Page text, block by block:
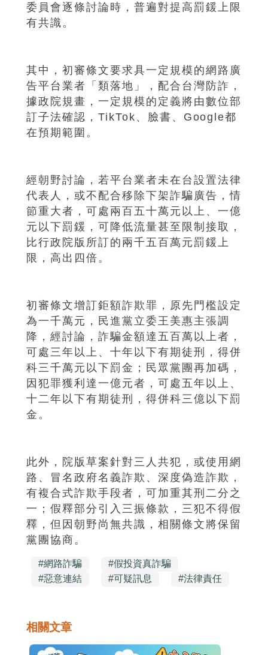
委員會逐條討論時，普遍對提高罰鍰上限
有共識。
其中，初審條文要求具一定規模的網路廣
告平台業者「類落地」，配合台灣防詐，
據政院規畫，一定規模的定義將由數位部
訂子法確認，TikTok、臉書、Google都
在預期範圍。
經朝野討論，若平台業者未在台設置法律
代表人，或不配合移除下架詐騙廣告，情
節重大者，可處兩百五十萬元以上、一億
元以下罰鍰，可降低流量甚至限制接取，
比行政院版所訂的兩千五百萬元罰鍰上
限，高出四倍。
初審條文增訂鉅額詐欺罪，原先門檻設定
為一千萬元，民進黨立委王美惠主張調
降，經討論，詐騙金額達五百萬以上者，
可處三年以上、十年以下有期徒刑，得併
科三千萬元以下罰金；民眾黨團再加碼，
因犯罪獲利達一億元者，可處五年以上、
十二年以下有期徒刑，得併科三億以下罰
金。
此外，院版草案針對三人共犯，或使用網
路、冒名政府名義詐欺、深度偽造詐欺，
有複合式詐欺手段者，可加重其刑二分之
一；假釋部分引入三振條款，三犯不得假
釋，但因朝野尚無共識，相關條文將保留
黨團協商。
#網路詐騙 #假投資真詐騙
#惡意連結 #可疑訊息 #法律責任
相關文章